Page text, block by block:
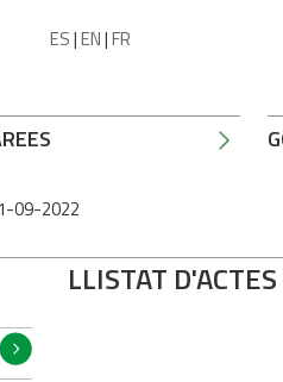
ES|EN|FR
09-2022
LLISTAT D'ACTES